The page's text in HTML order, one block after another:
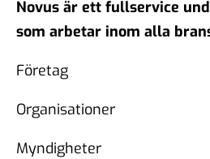
Novus är ett fullservice
som arbetar inom alla
Företag
Organisationer
Myndigheter